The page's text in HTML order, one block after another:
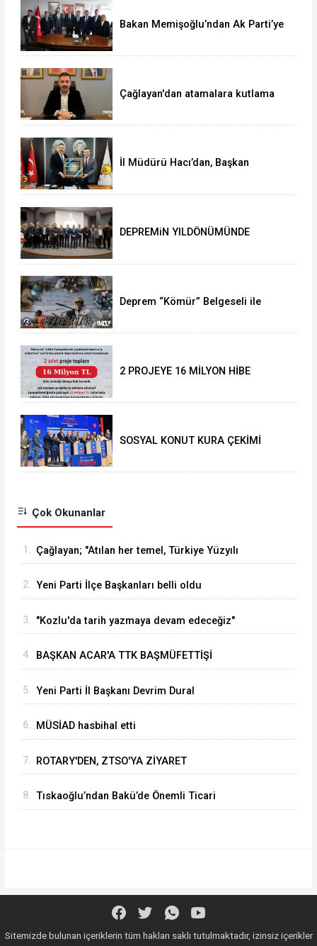
Bakan Memişoğlu’ndan Ak Parti’ye
Çağlayan'dan atamalara kutlama
İl Müdürü Hacı’dan, Başkan
DEPREMiN YILDÖNÜMÜNDE
Deprem “Kömür” Belgeseli ile
2 PROJEYE 16 MİLYON HİBE
SOSYAL KONUT KURA ÇEKİMİ
Çok Okunanlar
1. Çağlayan; "Atılan her temel, Türkiye Yüzyılı
göstergelerinden biridir
2. Yeni Parti İlçe Başkanları belli oldu
3. "Kozlu'da tarih yazmaya devam edeceğiz"
4. BAŞKAN ACAR'A TTK BAŞMÜFETTİŞİ
5. Yeni Parti İl Başkanı Devrim Dural
6. MÜSİAD hasbihal etti
7. ROTARY'DEN, ZTSO'YA ZİYARET
8. Tıskaoğlu’ndan Bakü’de Önemli Ticari
Sitemizde bulunan içeriklerin tüm hakları saklı tutulmaktadır, izinsiz içerikler